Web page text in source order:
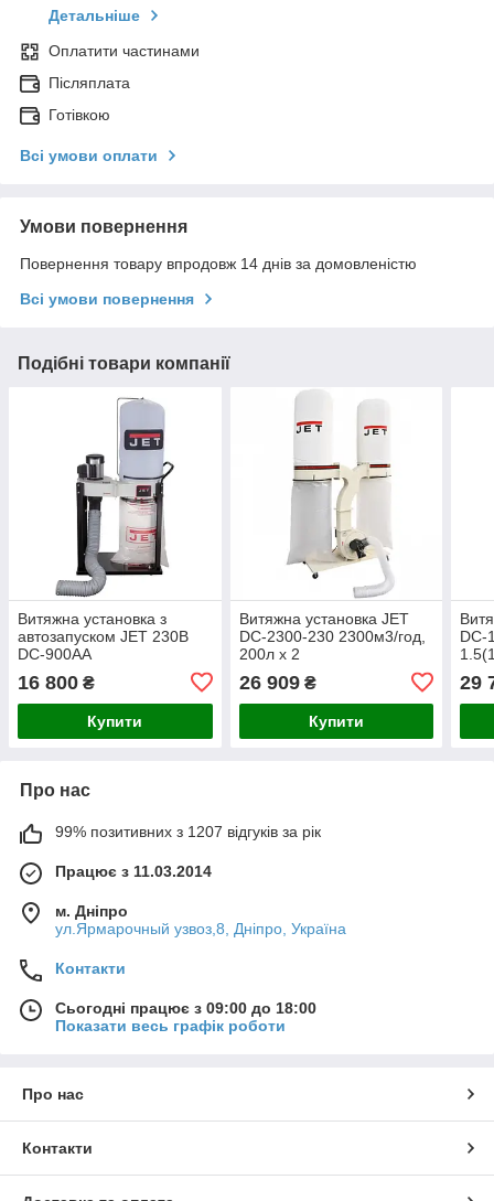
Детальніше
Оплатити частинами
Післяплата
Готівкою
Всі умови оплати
Умови повернення
Повернення товару впродовж 14 днів за домовленістю
Всі умови повернення
Подібні товари компанії
Витяжна установка з
автозапуском JET 230В
DC-900AA
16 800 ₴
Купити
Витяжна установка JET
DC-2300-230 2300м3/год,
200л х 2
26 909₴
Купити
DC-
29
Про нас
99% позитивних з 1207 відгуків за рік
Працює з 11.03.2014
м. Дніпро
ул.Ярмарочный узвоз,8, Дніпро, Україна
Контакти
Сьогодні працює з 09:00 до 18:00
Показати весь графік роботи
Про нас
Контакти